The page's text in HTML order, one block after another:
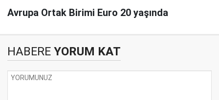
Avrupa Ortak Birimi Euro 20 yaşında
HABERE YORUM KAT